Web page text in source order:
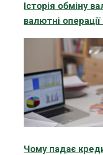
Історія обміну
валютні
Чому падає